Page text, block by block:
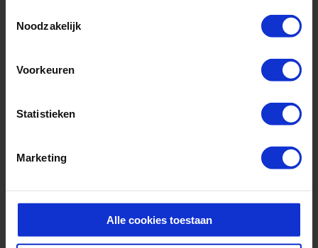
Noodzakelijk
Voorkeuren
Statistieken
Marketing
Alle cookies toestaan